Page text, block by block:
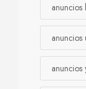
anuncios
anuncios
anuncios